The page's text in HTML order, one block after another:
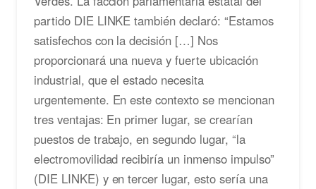
partido DIE LINKE también declaró: “Estamos
satisfechos con la decisión […] Nos
proporcionará una nueva y fuerte ubicación
industrial, que el estado necesita
urgentemente. En este contexto se mencionan
tres ventajas: En primer lugar, se crearían
puestos de trabajo, en segundo lugar, “la
electromovilidad recibiría un inmenso impulso”
(DIE LINKE) y en tercer lugar, esto sería una